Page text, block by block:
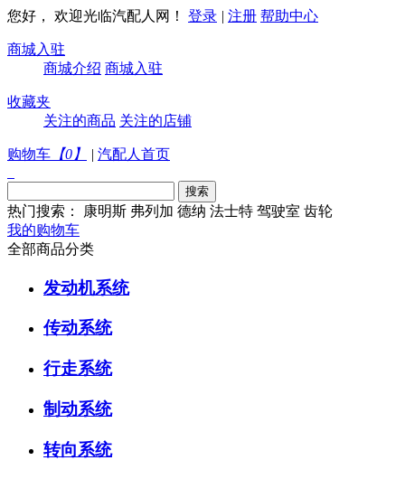
您好， 欢迎光临汽配人网！ 登录 | 注册 帮助中心
商城入驻
商城介绍 商城入驻
收藏夹
关注的商品 关注的店铺
购物车 【0 】 | 汽配人首页
热门搜索： 康明斯 弗列加 德纳 法士特 驾驶室 齿轮
我的购物车
全部商品分类
发动机系统
传动系统
行走系统
制动系统
转向系统